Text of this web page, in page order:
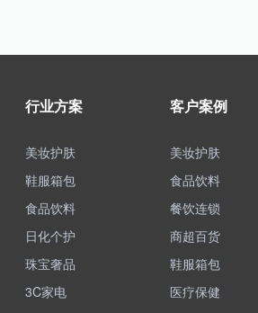
行业方案
美妆护肤
鞋服箱包
食品饮料
日化个护
珠宝奢品
3C家电
客户案例
美妆护肤
食品饮料
餐饮连锁
商超百货
鞋服箱包
医疗保健